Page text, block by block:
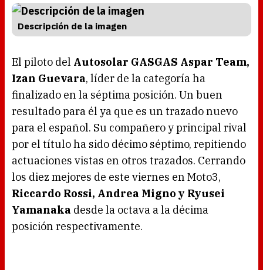
Descripción de la imagen
El piloto del Autosolar GASGAS Aspar Team,
Izan Guevara, líder de la categoría ha
finalizado en la séptima posición. Un buen
resultado para él ya que es un trazado nuevo
para el español. Su compañero y principal rival
por el título ha sido décimo séptimo, repitiendo
actuaciones vistas en otros trazados. Cerrando
los diez mejores de este viernes en Moto3,
Riccardo Rossi, Andrea Migno y Ryusei
Yamanaka desde la octava a la décima
posición respectivamente.